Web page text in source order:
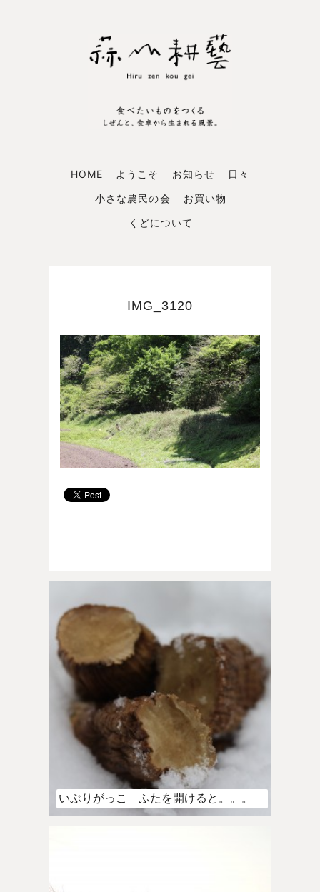
HOME ようこそ お知らせ
日々
小さな農民の会
お買い物
くどについて
IMG_3120
いぶりがっこ ふたを開けると。。。